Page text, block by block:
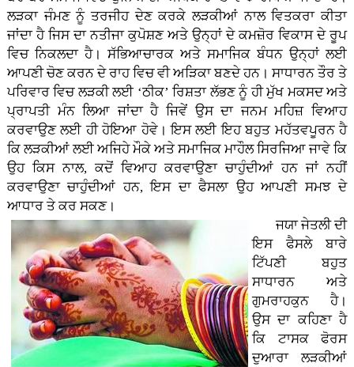
ਲੜਕਾ ਜੰਮਣ ਨੂੰ ਤਰਜੀਹ ਦੇਣ ਕਰਕੇ ਲੜਕੀਆਂ ਨਾਲ ਵਿਤਕਰਾ ਕੀਤਾ
ਜਾਂਦਾ ਹੈ ਜਿਸ ਦਾ ਨਤੀਜਾ ਕੁਪੋਸ਼ਣ ਅਤੇ ਉਨ੍ਹਾਂ ਦੇ ਕਮਜ਼ੋਰ ਵਿਕਾਸ ਦੇ ਰੂਪ
ਵਿਚ ਨਿਕਲਦਾ ਹੈ। ਸੱਭਿਆਚਾਰਕ ਅਤੇ ਸਮਾਜਿਕ ਬੰਧਨ ਉਨ੍ਹਾਂ ਲਈ
ਆਪਣੀ ਚੋਣ ਕਰਨ ਦੇ ਰਾਹ ਵਿਚ ਵੀ ਅੜਿਕਾ ਬਣਦੇ ਹਨ। ਸਾਧਾਰਨ ਤੌਰ ਤੇ
ਪਰਿਵਾਰ ਵਿਚ ਲੜਕੀ ਲਈ ‘ਠੀਕ’ ਰਿਸ਼ਤਾ ਲੱਭਣ ਨੂੰ ਹੀ ਮੁੱਖ ਮਕਸਦ ਅਤੇ
ਪ੍ਰਾਪਤੀ ਮੰਨ ਲਿਆ ਜਾਂਦਾ ਹੈ ਜਿਵੇਂ ਉਸ ਦਾ ਜਨਮ ਮਹਿਜ਼ ਵਿਆਹ
ਕਰਵਾਉਣ ਲਈ ਹੀ ਹੋਇਆ ਹੋਵੇ। ਇਸ ਲਈ ਇਹ ਬਹੁਤ ਮਹੱਤਵਪੂਰਨ ਹੈ
ਕਿ ਲੜਕੀਆਂ ਲਈ ਅਜਿਹੇ ਮੌਕੇ ਅਤੇ ਸਮਾਜਿਕ ਮਾਹੌਲ ਸਿਰਜਿਆ ਜਾਵੇ ਕਿ
ਉਹ ਕਿਸ ਨਾਲ, ਕਦੋਂ ਵਿਆਹ ਕਰਵਾਉਣਾ ਚਾਹੁੰਦੀਆਂ ਹਨ ਜਾਂ ਨਹੀਂ
ਕਰਵਾਉਣਾ ਚਾਹੁੰਦੀਆਂ ਹਨ, ਇਸ ਦਾ ਫੈਸਲਾ ਉਹ ਆਪਣੀ ਸਮਝ ਦੇ
ਆਧਾਰ ਤੇ ਕਰ ਸਕਣ।
ਜਯਾ ਜੇਤਲੀ ਦੀ
ਇਸ ਫੈਸਲੇ ਬਾਰੇ
ਟਿੱਪਣੀ ਬਹੁਤ
ਸਾਧਾਰਨ ਅਤੇ
ਗੁਮਰਾਹਕੁਨ ਹੈ।
ਉਸ ਦਾ ਕਹਿਣਾ ਹੈ
ਕਿ ਟਾਸਕ ਫੋਰਸ
ਦੁਆਰਾ ਲੜਕੀਆਂ